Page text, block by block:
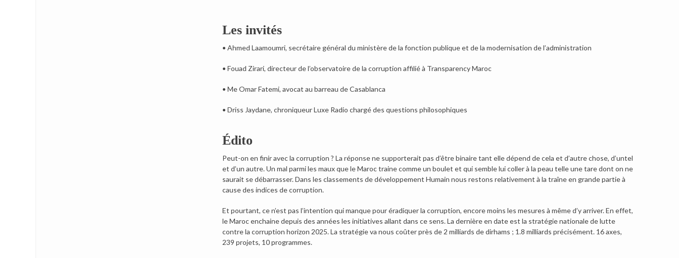
Les invités
• Ahmed Laamoumri, secrétaire général du ministère de la fonction publique et de la modernisation de l’administration
• Fouad Zirari, directeur de l’observatoire de la corruption affilié à Transparency Maroc
• Me Omar Fatemi, avocat au barreau de Casablanca
• Driss Jaydane, chroniqueur Luxe Radio chargé des questions philosophiques
Édito
Peut-on en finir avec la corruption ? La réponse ne supporterait pas d’être binaire tant elle dépend de cela et d’autre chose, d’untel
et d’un autre. Un mal parmi les maux que le Maroc traine comme un boulet et qui semble lui coller à la peau telle une tare dont on ne
saurait se débarrasser. Dans les classements de développement Humain nous restons relativement à la traîne en grande partie à
cause des indices de corruption.
Et pourtant, ce n’est pas l’intention qui manque pour éradiquer la corruption, encore moins les mesures à même d’y arriver. En effet,
le Maroc enchaine depuis des années les initiatives allant dans ce sens. La dernière en date est la stratégie nationale de lutte
contre la corruption horizon 2025. La stratégie va nous coûter près de 2 milliards de dirhams ; 1.8 milliards précisément. 16 axes,
239 projets, 10 programmes.